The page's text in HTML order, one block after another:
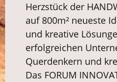
Herzstück der
auf 800m² neueste
und kreative
erfolgreichen
Querdenkern und
Das FORUM